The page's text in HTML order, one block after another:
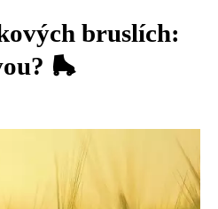
bruslích:
🛼